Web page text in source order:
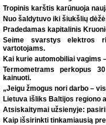
Tropinis karštis karūnuoja
Nuo šaldytuvo iki šiukšlių
Pradedamas kapitalinis
Seime svarstys elektros
vartotojams.
Kai kurie automobiliai vagims
Termometrams perkopus
kainuoti.
„Jeigu žmogus nori darbo –
Lietuva išliks Baltijos regiono
Atsiskaitymai užsienyje:
Kaip išsirinkti tinkamiausią